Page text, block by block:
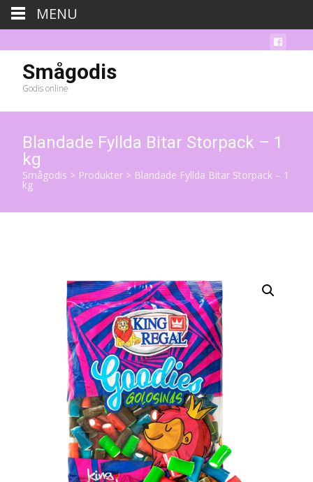
Smågodis
Godis online
Blandade Fyllda Bitar Storpack – 1
kg
Smågodis > Produkter > Blandade Fyllda Bitar Storpack – 1
kg
MENU